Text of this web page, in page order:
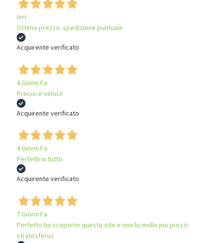
Ieri
Ottimo prezzo. spedizione puntuale
Acquirente verificato
4 Giorni Fa
Precisi e veloci!
Acquirente verificato
4 Giorni Fa
Perfetti in tutto.
Acquirente verificato
7 Giorni Fa
Perfetto ho scoperto questo sito e non lo.mollo piu prezzi
stratosferici